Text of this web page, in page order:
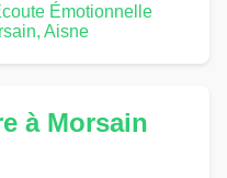
Émotionnelle
Aisne
à Morsain